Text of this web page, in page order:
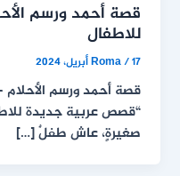
قصة أحمد ورسم
للاطفال
Roma/17 أبريل، 2024
قصة أحمد ورسم
“قصص عربية جديدة
صغيرةٍ، عاش طفلٌ […]